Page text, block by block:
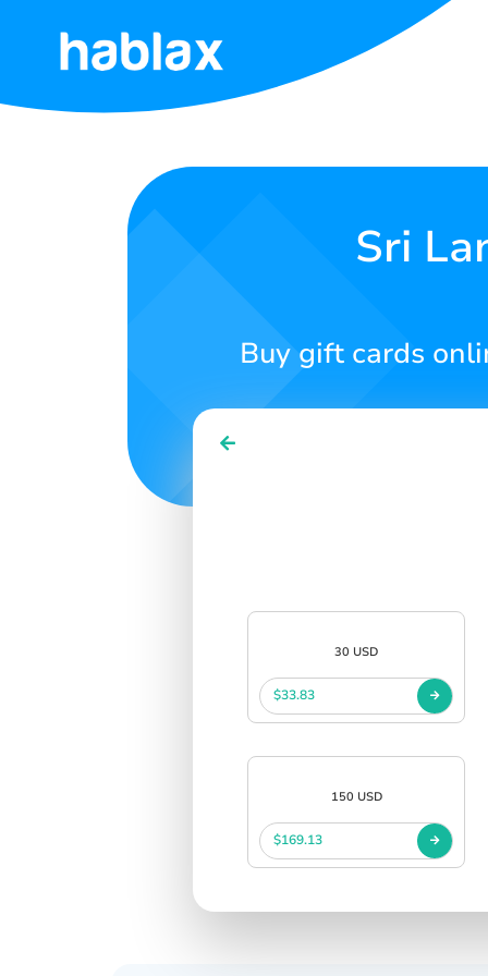
මුල්
Sri
Buy gift cards
30 USD
$33.83
150 USD
$169.13